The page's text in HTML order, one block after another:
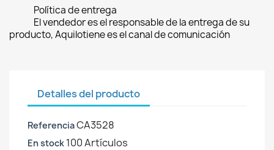
Política de entrega
El vendedor es el responsable de la entrega de su
producto, Aquilotiene es el canal de comunicación
Detalles del producto
ReferenciaCA3528
En stock 100 Artículos